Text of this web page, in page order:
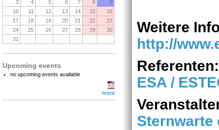
3
4 5 6 7 8
9
10
11 12 13 14 15
16
17
18 19 20 21 22
23
24
25 26 27 28 29
30
31
Upcoming events
no upcoming events available
more
Weitere
http://
ESA /
Sternwarte